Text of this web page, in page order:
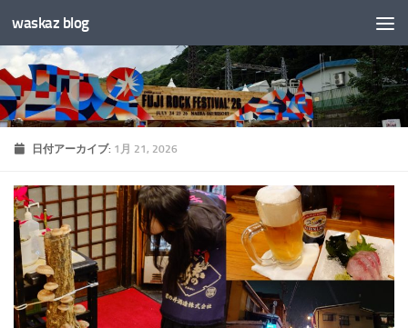
コンテンツへスキップ
waskaz blog
日付アーカイブ: 1月 21, 2026